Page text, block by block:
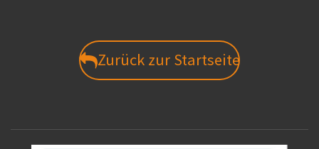
Zurück zur Startseite